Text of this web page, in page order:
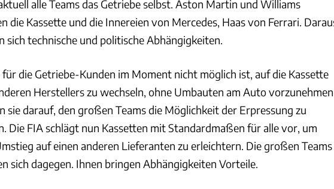
alle Teams das Getriebe selbst. Aston Martin und Williams
die Kassette und die Innereien von Mercedes, Haas von Ferrari.
sich technische und politische Abhängigkeiten.
für die Getriebe-Kunden im Moment nicht möglich ist, auf die Kassette
Herstellers zu wechseln, ohne Umbauten am Auto
sie darauf, den großen Teams die Möglichkeit der Erpressung zu
Die FIA schlägt nun Kassetten mit Standardmaßen für alle vor, um
auf einen anderen Lieferanten zu erleichtern. Die großen Teams
sich dagegen. Ihnen bringen Abhängigkeiten Vorteile.